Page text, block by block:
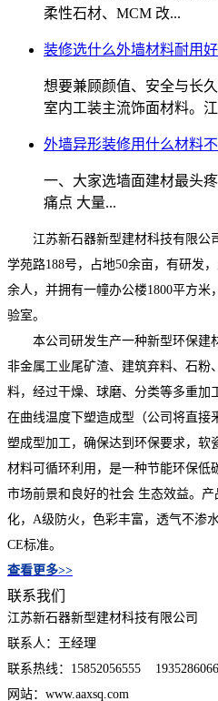
柔性石材、MCM 改...
装修选什么外墙材料耐用
想要兼顾颜值、安全与长
室内工装主流饰面材料。
外墙异形装修用什么材料不
一、大家选墙面建材最头
痛点 大量...
江苏新石器新型建材科技有限公
学苑路188号，占地50余亩，有研发
余人，并拥有一幢办公楼1800平方米
验室。
本公司研发生产一种新型环保建
非金属工业尾矿渣、建筑弃料、石粉
料，经过干燥、球磨、分类等多重加
在曲线温度下塑造成型（公司将直接
塑成型加工，确保达到环保要求，软
材料可循环利用，是一种节能环保低
市场前景和良好的社会 生态效益。
化，A级防火，色彩丰富，透气不渗
CE标准。
查看更多>>
联系我们
江苏新石器新型建材科技有限公司
联系人：王经理
联系热线：15852056555
网站：www.aaxsq.com